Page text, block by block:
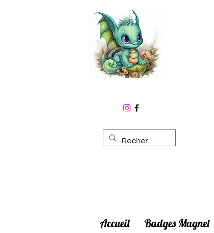
Accueil Badges Magnet